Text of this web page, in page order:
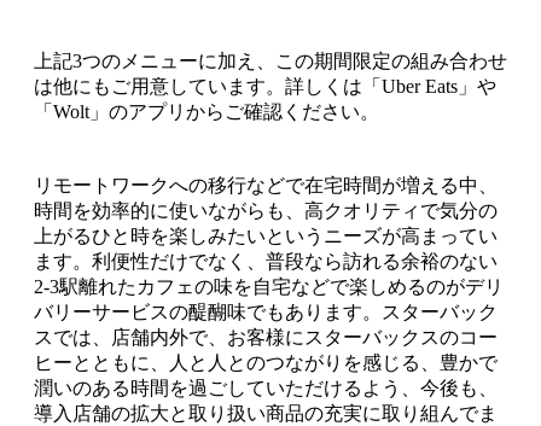
上記3つのメニューに加え、この期間限定の組み合わせ
は他にもご用意しています。詳しくは「Uber Eats」や
「Wolt」のアプリからご確認ください。
リモートワークへの移行などで在宅時間が増える中、
時間を効率的に使いながらも、高クオリティで気分の
上がるひと時を楽しみたいというニーズが高まってい
ます。利便性だけでなく、普段なら訪れる余裕のない
2-3駅離れたカフェの味を自宅などで楽しめるのがデリ
バリーサービスの醍醐味でもあります。スターバック
スでは、店舗内外で、お客様にスターバックスのコー
ヒーとともに、人と人とのつながりを感じる、豊かで
潤いのある時間を過ごしていただけるよう、今後も、
導入店舗の拡大と取り扱い商品の充実に取り組んでま